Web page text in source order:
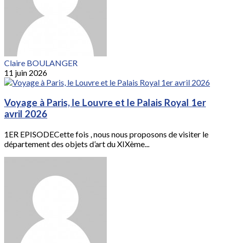
Claire BOULANGER
11 juin 2026
Voyage à Paris, le Louvre et le Palais Royal 1er
avril 2026
1ER EPISODECette fois , nous nous proposons de visiter le
département des objets d’art du XIXème...